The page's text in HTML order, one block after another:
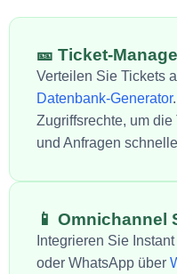
🎫 Ticket-
Verteilen Sie Tickets
Datenbank-Generator
Zugriffsrechte, um
und Anfragen
📱 Omnichannel
Integrieren Sie
oder WhatsApp über